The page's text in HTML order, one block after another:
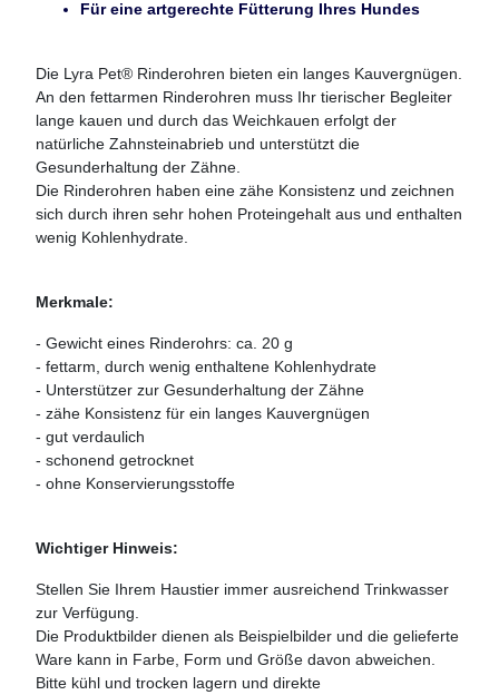
Für eine artgerechte Fütterung Ihres Hundes
Die Lyra Pet® Rinderohren bieten ein langes Kauvergnügen.
An den fettarmen Rinderohren muss Ihr tierischer Begleiter
lange kauen und durch das Weichkauen erfolgt der
natürliche Zahnsteinabrieb und unterstützt die
Gesunderhaltung der Zähne.
Die Rinderohren haben eine zähe Konsistenz und zeichnen
sich durch ihren sehr hohen Proteingehalt aus und enthalten
wenig Kohlenhydrate.
Merkmale:
- Gewicht eines Rinderohrs: ca. 20 g
- fettarm, durch wenig enthaltene Kohlenhydrate
- Unterstützer zur Gesunderhaltung der Zähne
- zähe Konsistenz für ein langes Kauvergnügen
- gut verdaulich
- schonend getrocknet
- ohne Konservierungsstoffe
Wichtiger Hinweis:
Stellen Sie Ihrem Haustier immer ausreichend Trinkwasser
zur Verfügung.
Die Produktbilder dienen als Beispielbilder und die gelieferte
Ware kann in Farbe, Form und Größe davon abweichen.
Bitte kühl und trocken lagern und direkte